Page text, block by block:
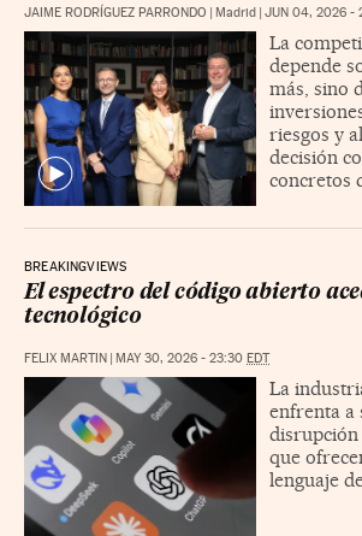
JAIME RODRÍGUEZ PARRONDO Madrid JUN 04, 2026 -
La
depende
más, sino
riesgos y
decisión
concretos
BREAKINGVIEWS
El espectro del código abierto
tecnológico
FELIX MARTIN MAY 30, 2026 - 23:30 EDT
La
enfrenta a
disrupción
que
lenguaje